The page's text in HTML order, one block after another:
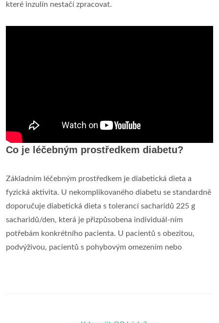
které inzulín nestačí zpracovat.
Co je léčebným prostředkem diabetu?
Základním léčebným prostředkem je diabetická dieta a
fyzická aktivita. U nekomplikovaného diabetu se standardně
doporučuje diabetická dieta s tolerancí sacharidů 225 g
sacharidů/den, která je přizpůsobena individuál-ním
potřebám konkrétního pacienta. U pacientů s obezitou,
podvýživou, pacientů s pohybovým omezením nebo